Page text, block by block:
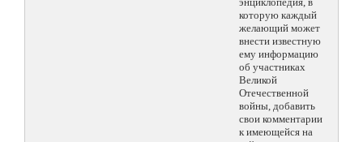
которую каждый
желающий может
внести известную
ему информацию
об участниках
Великой
Отечественной
войны, добавить
свои комментарии
к имеющейся на